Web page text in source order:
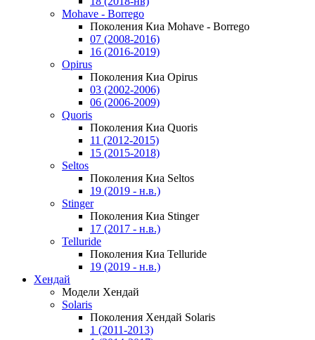
Mohave - Borrego
Поколения Киа Mohave - Borrego
07 (2008-2016)
16 (2016-2019)
Opirus
Поколения Киа Opirus
03 (2002-2006)
06 (2006-2009)
Quoris
Поколения Киа Quoris
11 (2012-2015)
15 (2015-2018)
Seltos
Поколения Киа Seltos
19 (2019 - н.в.)
Stinger
Поколения Киа Stinger
17 (2017 - н.в.)
Telluride
Поколения Киа Telluride
19 (2019 - н.в.)
Хендай
Модели Хендай
Solaris
Поколения Хендай Solaris
1 (2011-2013)